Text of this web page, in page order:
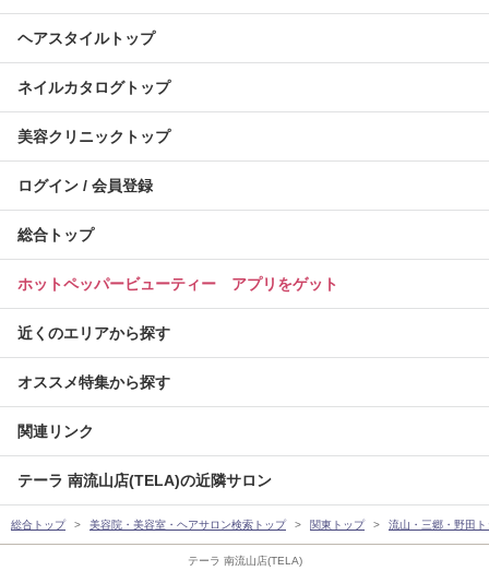
テーラ 南流山店(TELA)
ヘアスタイルトップ
ネイルカタログトップ
美容クリニックトップ
ログイン / 会員登録
総合トップ
ホットペッパービューティー アプリをゲット
近くのエリアから探す
オススメ特集から探す
関連リンク
テーラ 南流山店(TELA)の近隣サロン
総合トップ 美容院・美容室・ヘアサロン検索トップ 関東トップ 流山・三郷・野田ト